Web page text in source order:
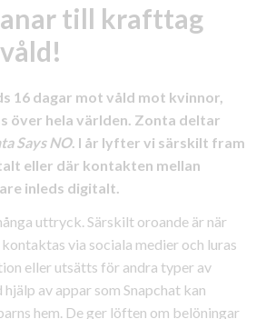
till krafttag
16 dagar mot våld mot kvinnor,
över hela världen. Zonta deltar
Says NO. I år lyfter vi särskilt fram
eller där kontakten mellan
inleds digitalt.
uttryck. Särskilt oroande är när
via sociala medier och luras
eller utsätts för andra typer av
av appar som Snapchat kan
hem. De ger löften om belöningar